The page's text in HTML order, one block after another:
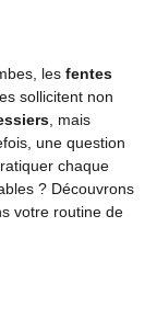
les fentes
sollicitent non
, mais
une question
chaque
? Découvrons
votre routine de